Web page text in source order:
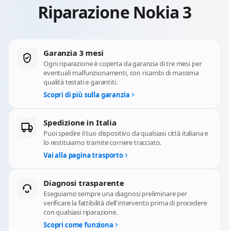
Riparazione Nokia 3
Garanzia 3 mesi
Ogni riparazione è coperta da garanzia di tre mesi per
eventuali malfunzionamenti, con ricambi di massima
qualità testati e garantiti.
Scopri di più sulla garanzia
Spedizione in Italia
Puoi spedire il tuo dispositivo da qualsiasi città italiana e
lo restituiamo tramite corriere tracciato.
Vai alla pagina trasporto
Diagnosi trasparente
Eseguiamo sempre una diagnosi preliminare per
verificare la fattibilità dell'intervento prima di procedere
con qualsiasi riparazione.
Scopri come funziona